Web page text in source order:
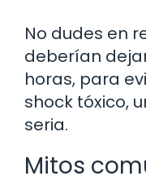
No dudes en
deberían
horas, para
shock tóxico,
seria.
Mitos